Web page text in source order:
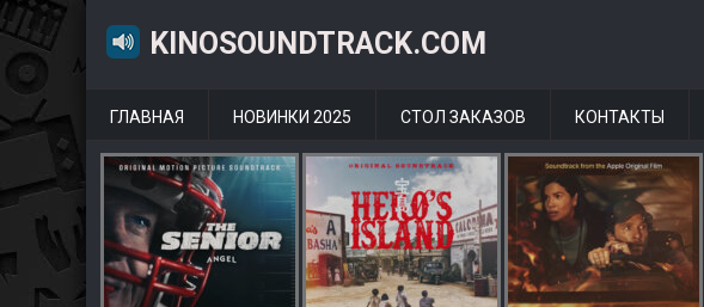
KINOSOUNDTRACK.COM
ГЛАВНАЯ НОВИНКИ 2025 СТОЛ ЗАКАЗОВ КОНТАКТЫ